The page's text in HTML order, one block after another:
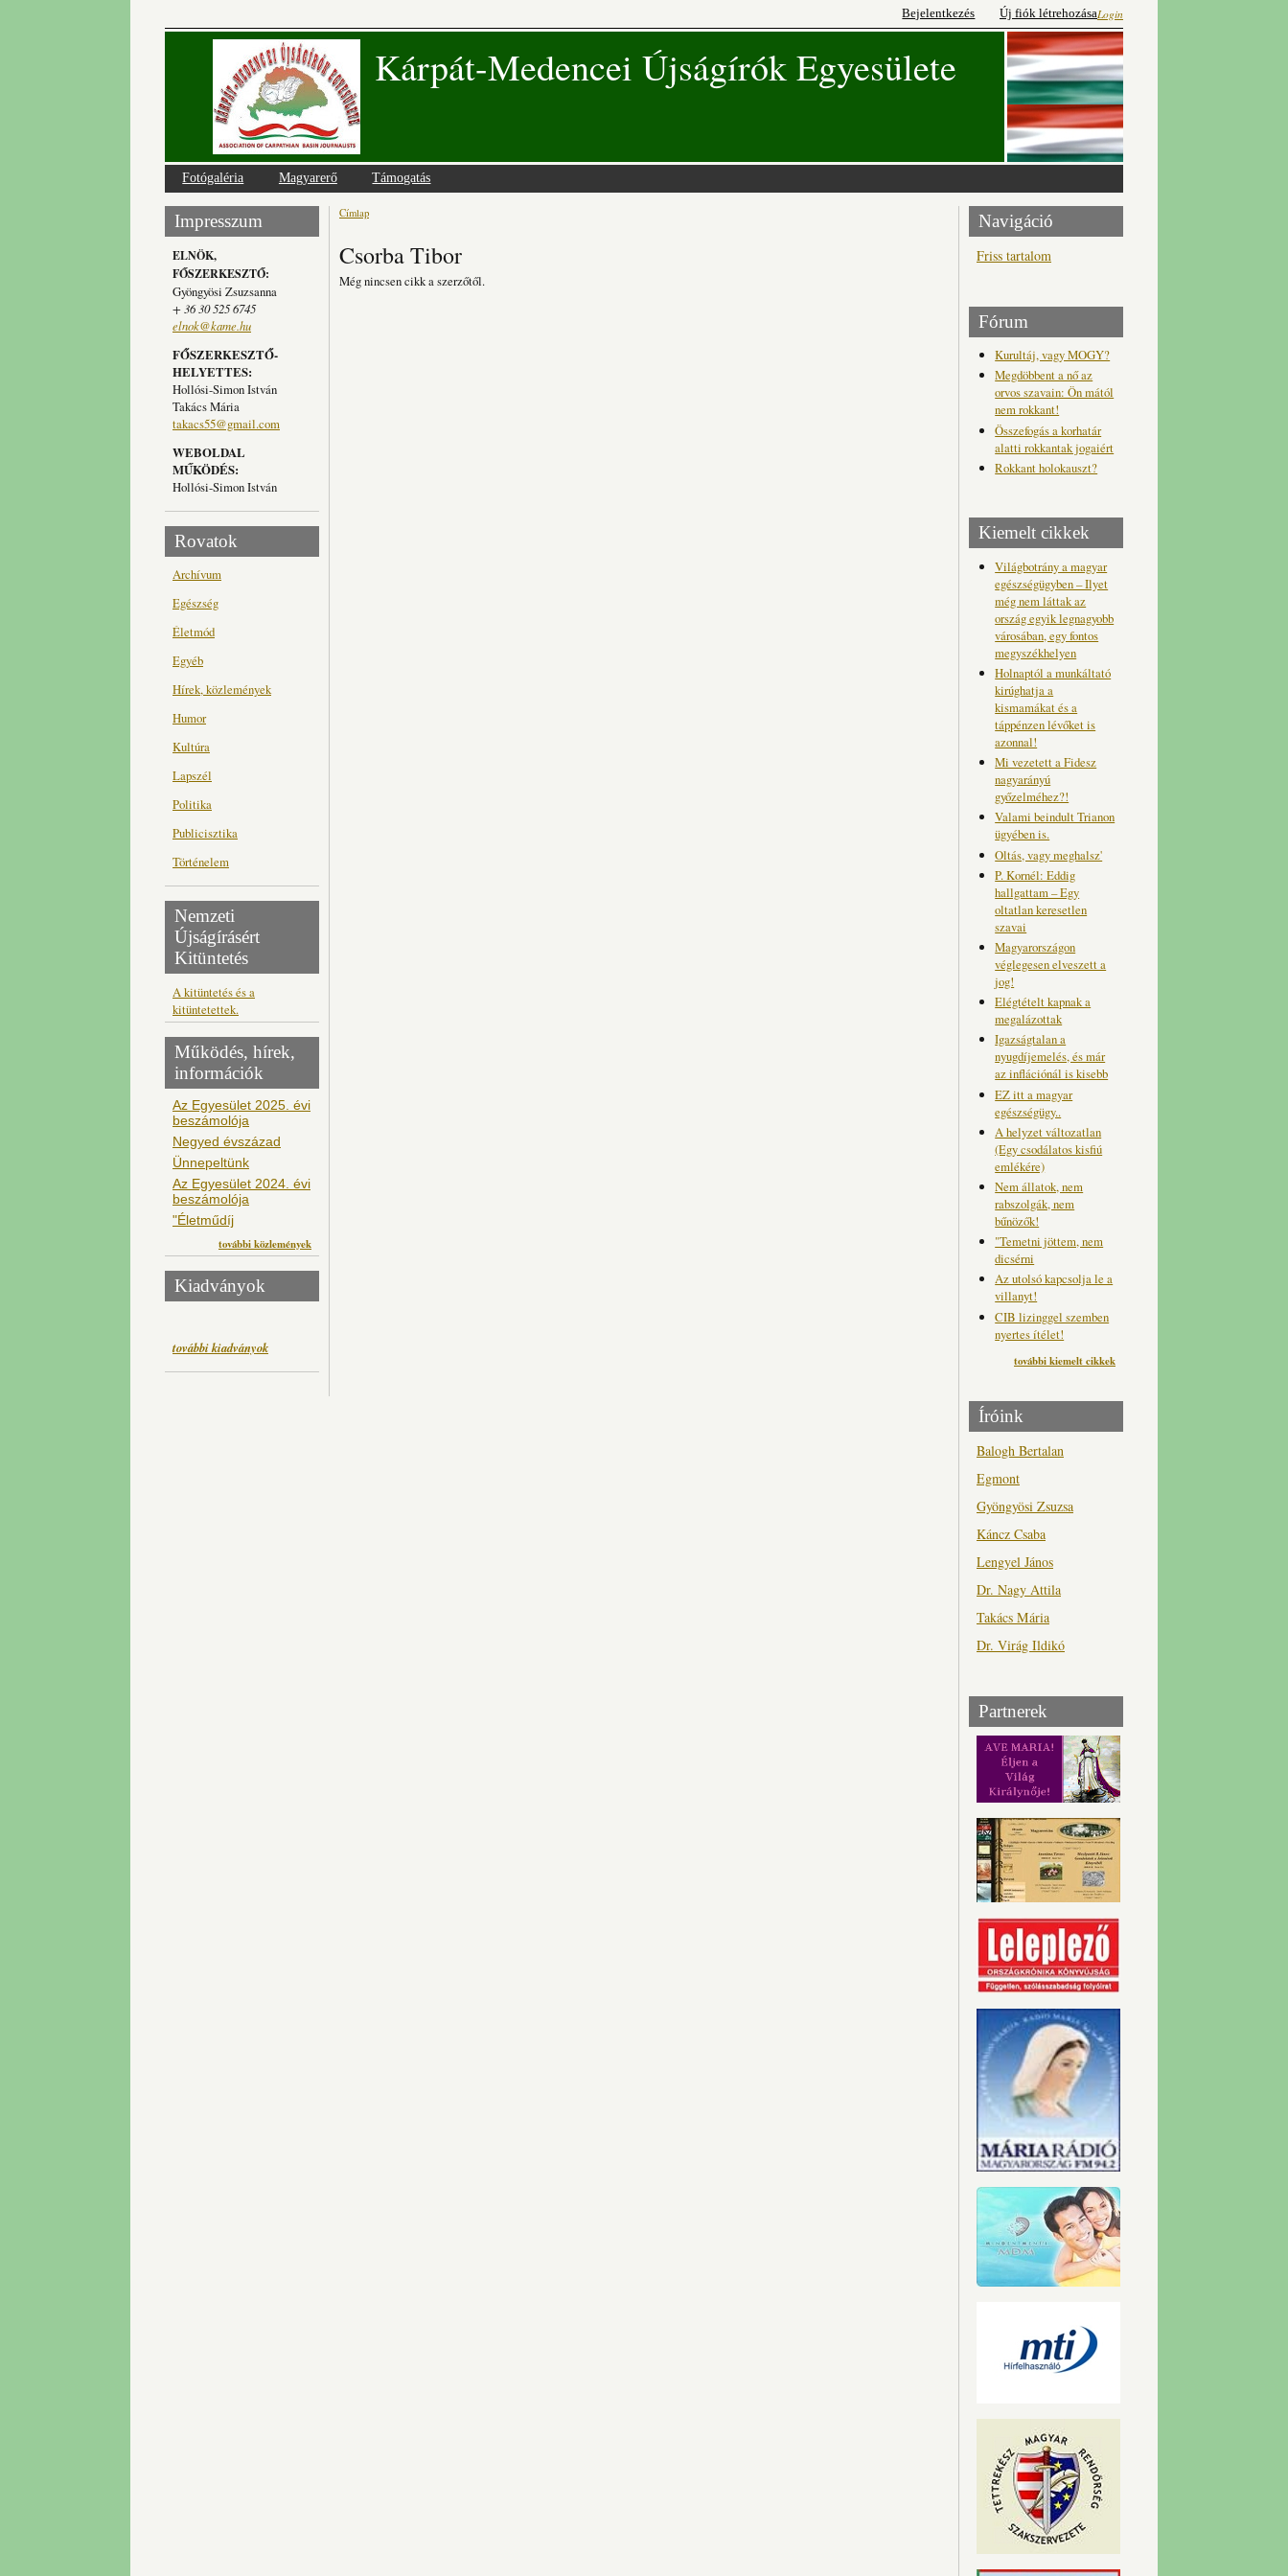
Login
Bejelentkezés Új fiók létrehozása
Kárpát-Medencei Újságírók Egyesülete
Fotógaléria Magyarerő Támogatás
Impresszum
ELNÖK,
FŐSZERKESZTŐ:
Gyöngyösi Zsuzsanna
+ 36 30 525 6745
elnok@kame.hu
FŐSZERKESZTŐ-
HELYETTES:
Hollósi-Simon István
Takács Mária
takacs55@gmail.com
WEBOLDAL
MŰKÖDÉS:
Hollósi-Simon István
Rovatok
Archívum
Egészség
Életmód
Egyéb
Hírek, közlemények
Humor
Kultúra
Lapszél
Politika
Publicisztika
Történelem
Nemzeti
Újságírásért
Kitüntetés
A kitüntetés és a
kitüntetettek.
Működés, hírek,
információk
Az Egyesület 2025. évi
beszámolója
Negyed évszázad
Ünnepeltünk
Az Egyesület 2024. évi
beszámolója
"Életműdíj
további közlemények
Kiadványok
további kiadványok
Jelenlegi hely
Címlap
Csorba Tibor
Még nincsen cikk a szerzőtől.
Navigáció
Friss tartalom
Fórum
Kurultáj, vagy MOGY?
Megdöbbent a nő az
orvos szavain: Ön mától
nem rokkant!
Összefogás a korhatár
alatti rokkantak jogaiért
Rokkant holokauszt?
Kiemelt cikkek
Világbotrány a magyar
egészségügyben – Ilyet
még nem láttak az
ország egyik legnagyobb
városában, egy fontos
megyszékhelyen
Holnaptól a munkáltató
kirúghatja a
kismamákat és a
táppénzen lévőket is
azonnal!
Mi vezetett a Fidesz
nagyarányú
győzelméhez?!
Valami beindult Trianon
ügyében is.
Oltás, vagy meghalsz'
P. Kornél: Eddig
hallgattam – Egy
oltatlan keresetlen
szavai
Magyarországon
véglegesen elveszett a
jog!
Elégtételt kapnak a
megalázottak
Igazságtalan a
nyugdíjemelés, és már
az inflációnál is kisebb
EZ itt a magyar
egészségügy..
A helyzet változatlan
(Egy csodálatos kisfiú
emlékére)
Nem állatok, nem
rabszolgák, nem
bűnözők!
"Temetni jöttem, nem
dicsérni
Az utolsó kapcsolja le a
villanyt!
CIB lizinggel szemben
nyertes ítélet!
további kiemelt cikkek
Íróink
Balogh Bertalan
Egmont
Gyöngyösi Zsuzsa
Káncz Csaba
Lengyel János
Dr. Nagy Attila
Takács Mária
Dr. Virág Ildikó
Partnerek